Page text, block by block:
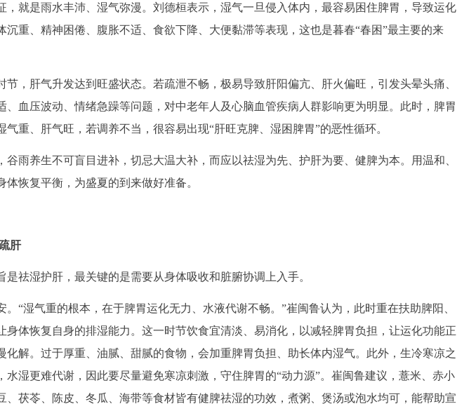
，就是雨水丰沛、湿气弥漫。刘德桓表示，湿气一旦侵入体内，最容易困住脾胃，导致运化
沉重、精神困倦、腹胀不适、食欲下降、大便黏滞等表现，这也是暮春“春困”最主要的来
节，肝气升发达到旺盛状态。若疏泄不畅，极易导致肝阳偏亢、肝火偏旺，引发头晕头痛、
、血压波动、情绪急躁等问题，对中老年人及心脑血管疾病人群影响更为明显。此时，脾胃
气重、肝气旺，若调养不当，很容易出现“肝旺克脾、湿困脾胃”的恶性循环。
谷雨养生不可盲目进补，切忌大温大补，而应以祛湿为先、护肝为要、健脾为本。用温和、
恢复平衡，为盛夏的到来做好准备。
肝
是祛湿护肝，最关键的是需要从身体吸收和脏腑协调上入手。
。“湿气重的根本，在于脾胃运化无力、水液代谢不畅。”崔闽鲁认为，此时重在扶助脾阳、
身体恢复自身的排湿能力。这一时节饮食宜清淡、易消化，以减轻脾胃负担，让运化功能正
化解。过于厚重、油腻、甜腻的食物，会加重脾胃负担、助长体内湿气。此外，生冷寒凉之
水湿更难代谢，因此要尽量避免寒凉刺激，守住脾胃的“动力源”。崔闽鲁建议，薏米、赤小
、茯苓、陈皮、冬瓜、海带等食材皆有健脾祛湿的功效，煮粥、煲汤或泡水均可，能帮助宣